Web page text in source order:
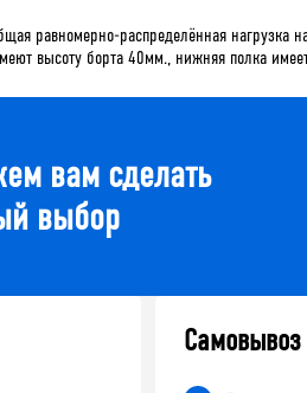
равномерно-распределённая нагрузка
высоту борта 40мм., нижняя полка
вам сделать
выбор
Самовывоз